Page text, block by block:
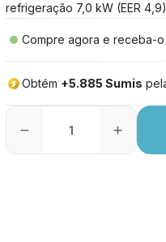
refrigeração 7,0 kW (EER
Compre agora e receba-
Obtém +5.885 Sumis